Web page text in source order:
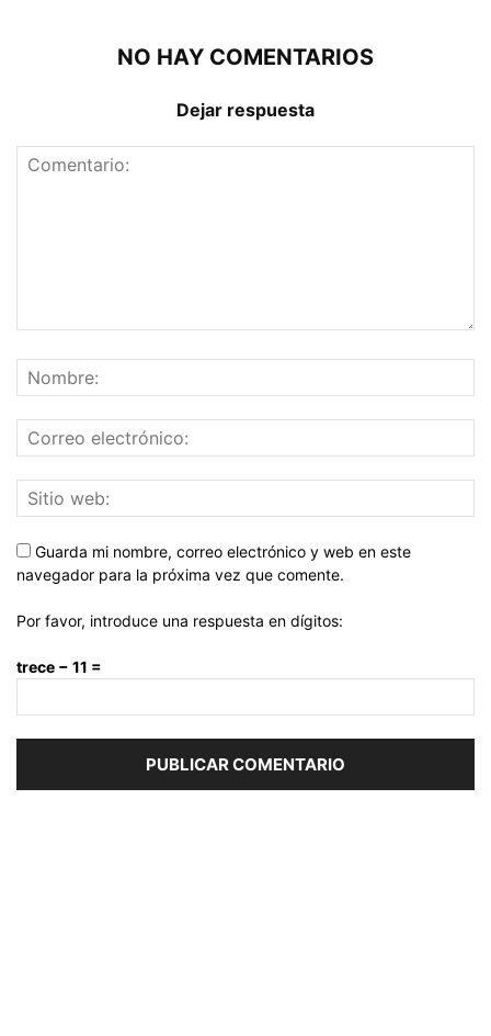
NO HAY COMENTARIOS
Dejar respuesta
Guarda mi nombre, correo electrónico y web en este
navegador para la próxima vez que comente.
Por favor, introduce una respuesta en dígitos:
trece − 11 =